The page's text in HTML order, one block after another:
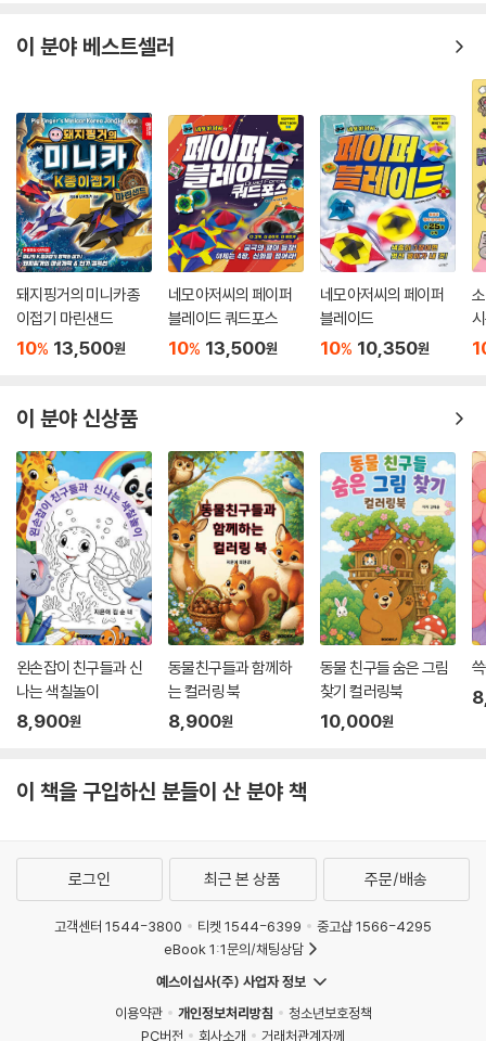
이 분야 베스트셀러
돼지핑거의 미니카종
이접기 마린샌드
10% 13,500원
네모아저씨의 페이퍼
블레이드 쿼드포스
10% 13,500원
네모아저씨의 페이퍼
블레이드
10% 10,350원
이 분야 신상품
왼손잡이 친구들과 신
나는 색칠놀이
8,900원
동물친구들과 함께하
는 컬러링 북
8,900원
동물 친구들 숨은 그림
찾기 컬러링북
10,000원
이 책을 구입하신 분들이 산 분야 책
로그인 최근 본 상품 주문/배송
고객센터 1544-3800 티켓 1544-6399
중고샵 1566-4295
eBook 1:1문의/채팅상담
예스이십사(주) 사업자 정보
이용약관
개인정보처리방침
청소년보호정책
PC버전
회사소개 거래처관계자께